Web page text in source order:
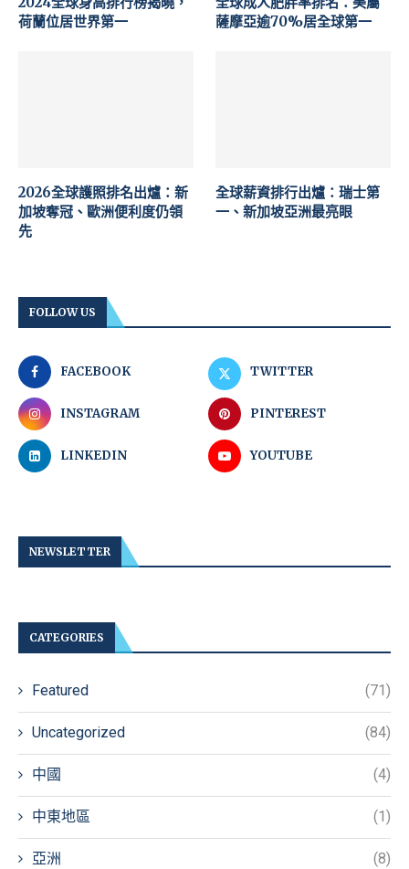
荷蘭位居世界第一
薩摩亞逾70%居全球第一
2026全球護照排名出爐：新
加坡奪冠、歐洲便利度仍領
先
全球薪資排行出爐：瑞士第
一、新加坡亞洲最亮眼
FOLLOW US
FACEBOOK TWITTER
INSTAGRAM PINTEREST
LINKEDIN YOUTUBE
NEWSLETTER
CATEGORIES
Featured (71)
Uncategorized (84)
中國 (4)
中東地區 (1)
亞洲 (8)